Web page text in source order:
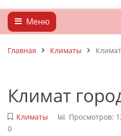
Меню
Главная Климаты
Климат
Климаты Просмотров:
0